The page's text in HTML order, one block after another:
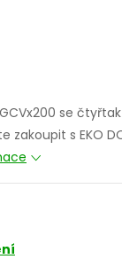
se
zakoupit s EKO